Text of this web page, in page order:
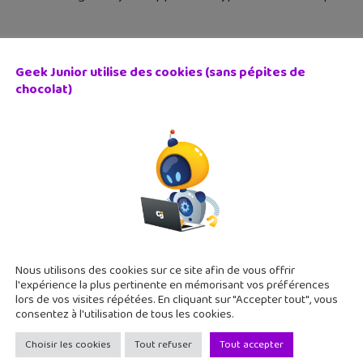
/ iPad : le top des 10 meilleurs jeux 2016 à télécharger
de jeux envahissent l'App Store chaque année. En
Tous les genres sont présents ; c'est à toi maintenant
LEGO pour 1€ sur ton iPhone et iPad, c’est
Geek Junior utilise des cookies (sans pépites de
chocolat)
Nous utilisons des cookies sur ce site afin de vous offrir
l'expérience la plus pertinente en mémorisant vos préférences
lors de vos visites répétées. En cliquant sur "Accepter tout", vous
consentez à l'utilisation de tous les cookies.
Choisir les cookies Tout refuser Tout accepter